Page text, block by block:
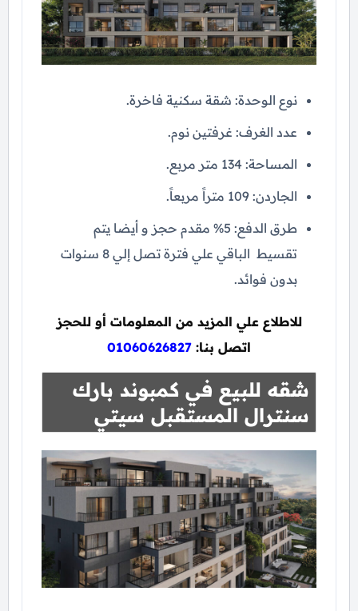
نوع الوحدة: شقة سكنية فاخرة.
عدد الغرف: غرفتين نوم.
المساحة: 134 متر مربع.
الجاردن: 109 متراً مربعاً.
طرق الدفع: 5% مقدم حجز و أيضا يتم
تقسيط الباقي علي فترة تصل إلي 8 سنوات
بدون فوائد.
للاطلاع علي المزيد من المعلومات أو للحجز
اتصل بنا: 01060626827
شقه للبيع في كمبوند بارك
سنترال المستقبل سيتي